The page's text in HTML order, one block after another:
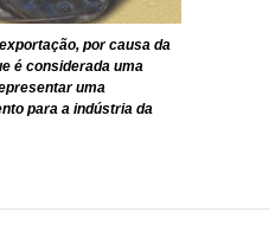
por causa da
é considerada uma
uma
para a indústria da